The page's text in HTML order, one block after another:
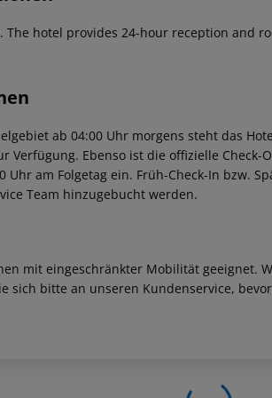
The hotel provides 24-hour reception and
ab 04:00 Uhr morgens steht das
Verfügung. Ebenso ist die offizielle
Uhr am Folgetag ein. Früh-Check-In bzw.
Team hinzugebucht werden.
mit eingeschränkter Mobilität geeignet.
sich bitte an unseren Kundenservice,